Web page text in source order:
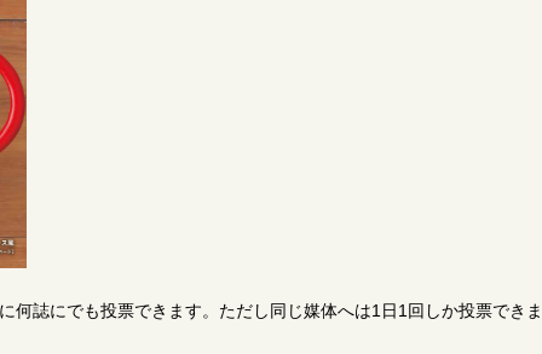
何誌にでも投票できます。ただし同じ媒体へは1日1回しか投票でき